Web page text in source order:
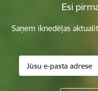
Esi
Saņem iknedēļas